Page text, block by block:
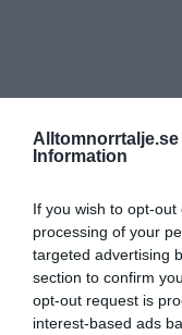
Alltomnorrtalje.se
Information
If you wish to opt-
processing of your
targeted advertising
section to confirm
opt-out request is
interest-based ads